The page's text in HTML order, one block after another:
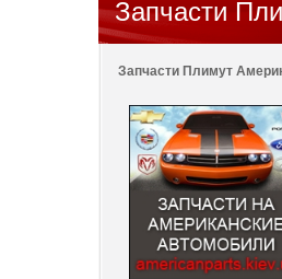
Запчасти
Запчасти Плимут